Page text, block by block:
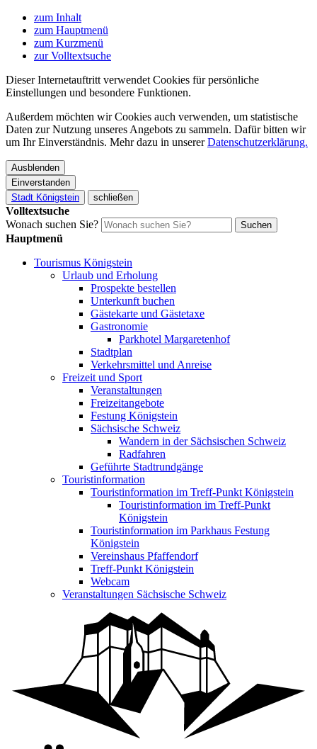
zum Inhalt
zum Hauptmenü
zum Kurzmenü
zur Volltextsuche
Dieser Internetauftritt verwendet Cookies für persönliche
Einstellungen und besondere Funktionen.
Außerdem möchten wir Cookies auch verwenden, um statistische
Daten zur Nutzung unseres Angebots zu sammeln. Dafür bitten wir
um Ihr Einverständnis. Mehr dazu in unsererDatenschutzerklärung.
Ausblenden
Einverstanden
Stadt Königstein
schließen
Volltextsuche
Wonach suchen Sie?
Suchen
Hauptmenü
Tourismus Königstein
Urlaub und Erholung
Prospekte bestellen
Unterkunft buchen
Gästekarte und Gästetaxe
Gastronomie
Parkhotel Margaretenhof
Stadtplan
Verkehrsmittel und Anreise
Freizeit und Sport
Veranstaltungen
Freizeitangebote
Festung Königstein
Sächsische Schweiz
Wandern in der Sächsischen Schweiz
Radfahren
Geführte Stadtrundgänge
Touristinformation
Touristinformation im Treff-Punkt Königstein
Touristinformation im Treff-Punkt
Königstein
Touristinformation im Parkhaus Festung
Königstein
Vereinshaus Pfaffendorf
Treff-Punkt Königstein
Webcam
Veranstaltungen Sächsische Schweiz